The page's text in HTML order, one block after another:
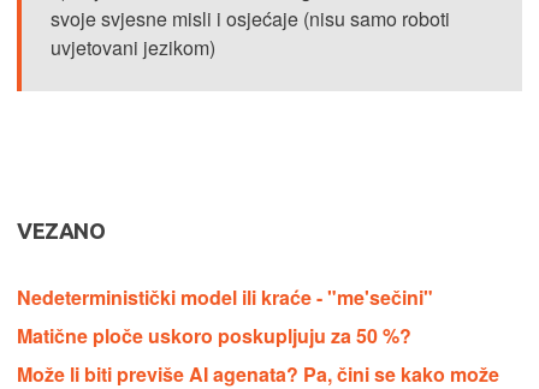
svoje svjesne misli i osjećaje (nisu samo roboti
uvjetovani jezikom)
VEZANO
Nedeterministički model ili kraće - "me'sečini"
Matične ploče uskoro poskupljuju za 50 %?
Može li biti previše AI agenata? Pa, čini se kako može